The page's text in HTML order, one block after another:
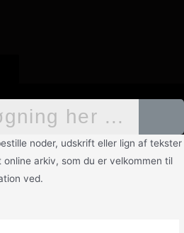
noder, udskrift eller lign af tekster
arkiv, som du er velkommen til
ved.